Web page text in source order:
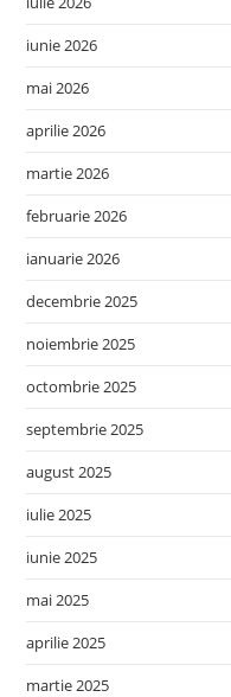
iunie 2026
mai 2026
aprilie 2026
martie 2026
februarie 2026
ianuarie 2026
decembrie 2025
noiembrie 2025
octombrie 2025
septembrie 2025
august 2025
iulie 2025
iunie 2025
mai 2025
aprilie 2025
martie 2025